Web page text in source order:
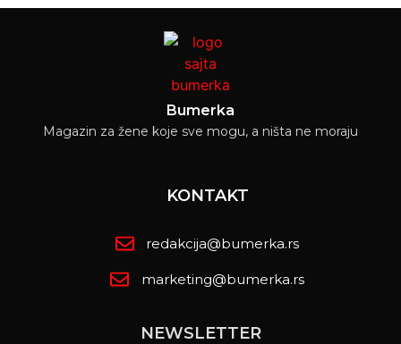
Bumerka
Magazin za žene koje sve mogu, a ništa ne moraju
KONTAKT
redakcija@bumerka.rs
marketing@bumerka.rs
NEWSLETTER